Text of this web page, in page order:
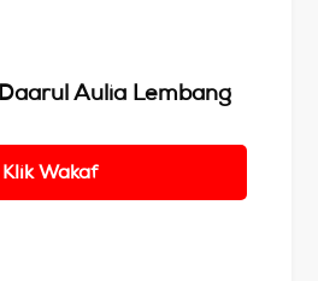
Aulia Lembang
Klik Wakaf